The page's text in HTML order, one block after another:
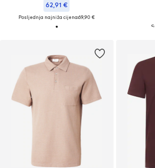
62,91 €
Posljednja najniža cijena:69,90 €